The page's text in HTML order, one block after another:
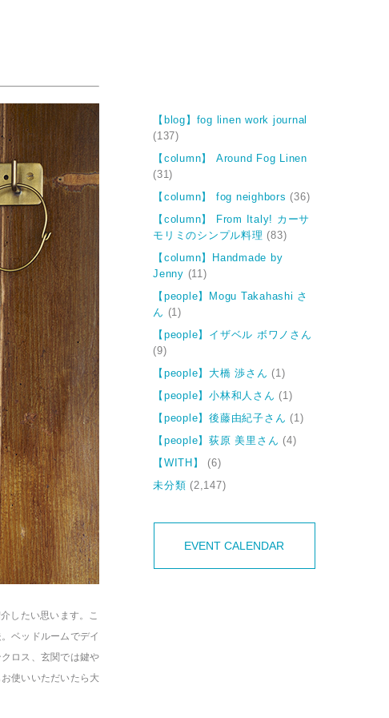
したい思います。こ
ベッドルームでデイ
ロス、玄関では鍵や
使いいただいたら大
【blog】fog linen work journal
(137)
【column】 Around Fog Linen
(31)
【column】 fog neighbors (36)
【column】 From Italy! カーサ
モリミのシンプル料理 (83)
【column】Handmade by
Jenny (11)
【people】Mogu Takahashi さ
ん (1)
【people】イザベル ボワノさん
(9)
【people】大橋 渉さん (1)
【people】小林和人さん (1)
【people】後藤由紀子さん (1)
【people】荻原 美里さん (4)
【WITH】
(6)
未分類 (2,147)
EVENT CALENDAR